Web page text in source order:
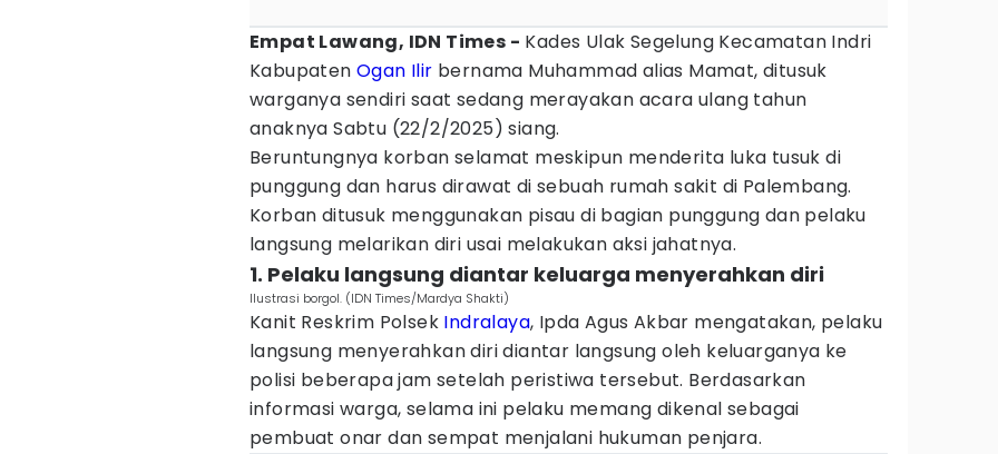
Empat Lawang, IDN Times - Kades Ulak Segelung Kecamatan Indri
KabupatenOgan Ilir bernama Muhammad alias Mamat, ditusuk
warganya sendiri saat sedang merayakan acara ulang tahun
anaknya Sabtu (22/2/2025) siang.
Beruntungnya korban selamat meskipun menderita luka tusuk di
punggung dan harus dirawat di sebuah rumah sakit di Palembang.
Korban ditusuk menggunakan pisau di bagian punggung dan pelaku
langsung melarikan diri usai melakukan aksi jahatnya.
1. Pelaku langsung diantar keluarga menyerahkan diri
Ilustrasi borgol. (IDN Times/Mardya Shakti)
Kanit Reskrim Polsek Indralaya, Ipda Agus Akbar mengatakan, pelaku
langsung menyerahkan diri diantar langsung oleh keluarganya ke
polisi beberapa jam setelah peristiwa tersebut. Berdasarkan
informasi warga, selama ini pelaku memang dikenal sebagai
pembuat onar dan sempat menjalani hukuman penjara.